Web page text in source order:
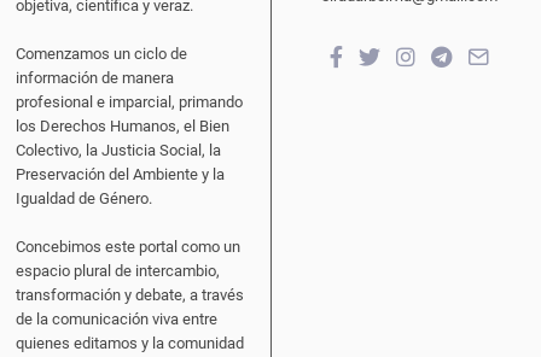
objetiva, científica y veraz.
Comenzamos un ciclo de
información de manera
profesional e imparcial, primando
los Derechos Humanos, el Bien
Colectivo, la Justicia Social, la
Preservación del Ambiente y la
Igualdad de Género.
Concebimos este portal como un
espacio plural de intercambio,
transformación y debate, a través
de la comunicación viva entre
quienes editamos y la comunidad